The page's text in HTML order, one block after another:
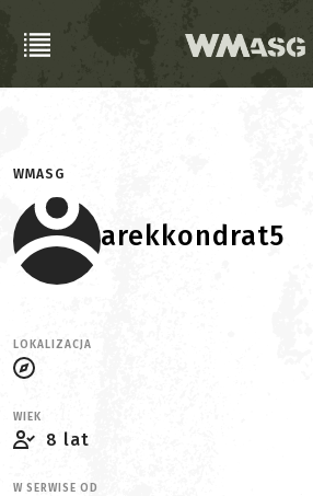
WMASG
arekkondrat5
LOKALIZACJA
WIEK
8 lat
W SERWISE OD